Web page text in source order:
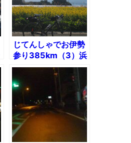
じてんしゃでお伊勢
参り385km（3）浜
松〜渥美半島～伊勢
神宮